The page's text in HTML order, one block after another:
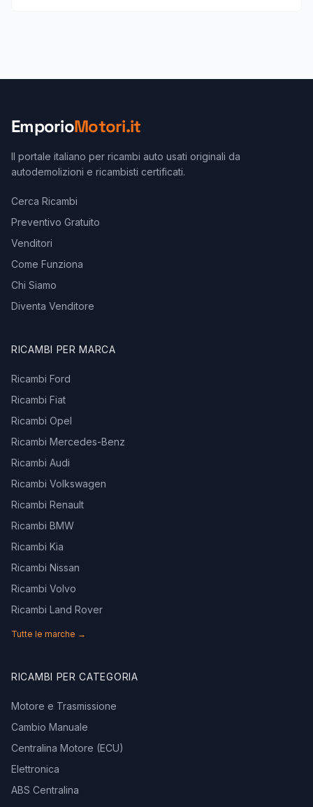
EmporioMotori.it
Il portale italiano per ricambi auto usati originali da
autodemolizioni e ricambisti certificati.
Cerca Ricambi
Preventivo Gratuito
Venditori
Come Funziona
Chi Siamo
Diventa Venditore
RICAMBI PER MARCA
Ricambi Ford
Ricambi Fiat
Ricambi Opel
Ricambi Mercedes-Benz
Ricambi Audi
Ricambi Volkswagen
Ricambi Renault
Ricambi BMW
Ricambi Kia
Ricambi Nissan
Ricambi Volvo
Ricambi Land Rover
Tutte le marche →
RICAMBI PER CATEGORIA
Motore e Trasmissione
Cambio Manuale
Centralina Motore (ECU)
Elettronica
ABS Centralina